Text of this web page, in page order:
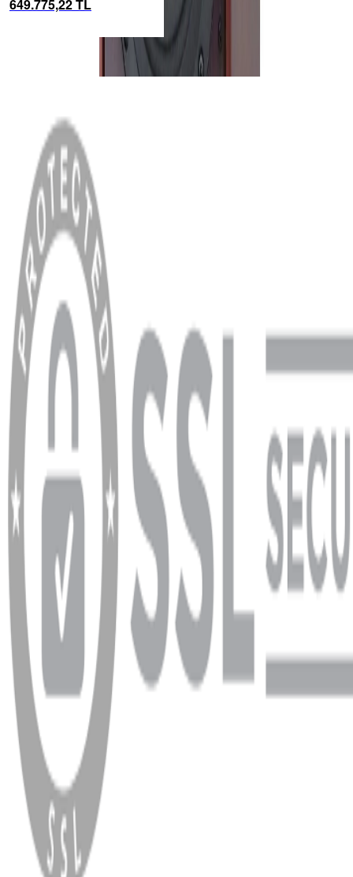
Dutch & Dutc...
649.775,22 TL
MENÜ
Anasayfa
Hakkımızda
Blog
MÜŞTERİ HİZMETLERİ
Hesabım
Sipariş Sorgulama
Banka Hesap Bilgileri
YARDIM VE DESTEK
Ödeme ve Teslimat Şartları
Garanti ve İade Şartları
info@dukkanhifi.com
0850 441 40 44
info@dukkanhifi.com 0850 441 40 44
Çalışma Saatleri: Pazartesi - Cuma 09:30 - 19:30, Cumartesi 10:00 - 18:00
WhatsApp Facebook
Copyright
2026 Dükkan Hifi